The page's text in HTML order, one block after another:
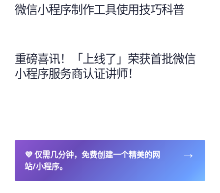
微信小程序制作工具使用技巧科普
重磅喜讯！「上线了」荣获首批微信
小程序服务商认证讲师！
💜仅需几分钟，免费创建一个精美的网
站/小程序。
→